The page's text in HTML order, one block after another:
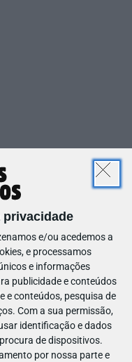
privacidade
e/ou acedemos a
e processamos
e informações
publicidade e conteúdos
e conteúdos, pesquisa de
Com a sua permissão,
identificação e dados
de dispositivos.
por nossa parte e
terra | Primeira
que inspiram e dão
como estes
obras dos artistas e